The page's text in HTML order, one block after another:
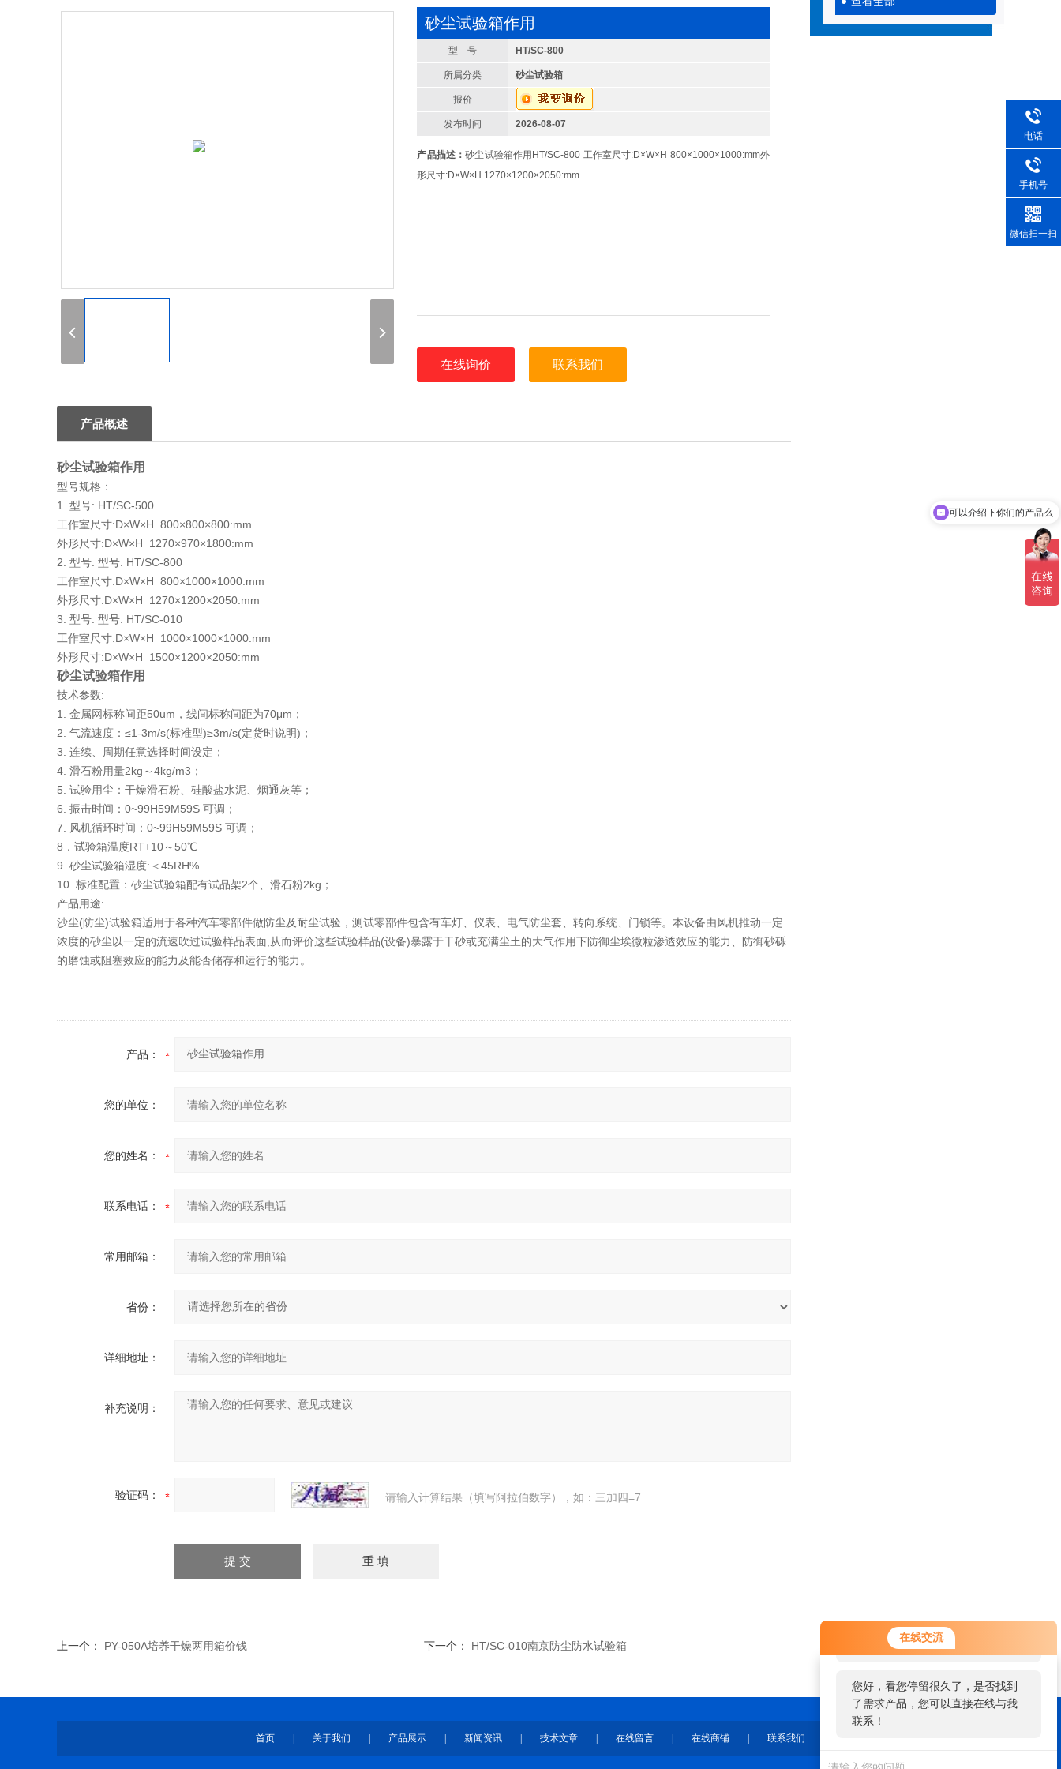
在线交流
您好！欢迎前来咨询，很高兴为您
服务，请问您要咨询什么问题呢？
您好，看您停留很久了，是否找到
了需求产品，您可以直接在线与我
联系！
砂尘试验箱作用
型 号 HT/SC-800
所属分类 砂尘试验箱
报价
发布时间 2026-08-07
产品描述：砂尘试验箱作用HT/SC-800 工作室尺寸:D×W×H 800×1000×1000:mm外
形尺寸:D×W×H 1270×1200×2050:mm
在线询价 联系我们
产品概述
砂尘试验箱作用
型号规格：
1. 型号: HT/SC-500
工作室尺寸:D×W×H 800×800×800:mm
外形尺寸:D×W×H 1270×970×1800:mm
2. 型号: 型号: HT/SC-800
工作室尺寸:D×W×H 800×1000×1000:mm
外形尺寸:D×W×H 1270×1200×2050:mm
3. 型号: 型号: HT/SC-010
工作室尺寸:D×W×H 1000×1000×1000:mm
外形尺寸:D×W×H 1500×1200×2050:mm
砂尘试验箱作用
技术参数:
1. 金属网标称间距50um，线间标称间距为70μm；
2. 气流速度：≤1-3m/s(标准型)≥3m/s(定货时说明)；
3. 连续、周期任意选择时间设定；
4. 滑石粉用量2kg～4kg/m3；
5. 试验用尘：干燥滑石粉、硅酸盐水泥、烟通灰等；
6. 振击时间：0~99H59M59S 可调；
7. 风机循环时间：0~99H59M59S 可调；
8．试验箱温度RT+10～50℃
9. 砂尘试验箱湿度:＜45RH%
10. 标准配置：砂尘试验箱配有试品架2个、滑石粉2kg；
产品用途:
沙尘(防尘)试验箱适用于各种汽车零部件做防尘及耐尘试验，测试零部件包含有车灯、仪表、电气防尘套、转向系统、门锁等。本设备由风机推动一定
浓度的砂尘以一定的流速吹过试验样品表面,从而评价这些试验样品(设备)暴露于干砂或充满尘土的大气作用下防御尘埃微粒渗透效应的能力、防御砂砾
的磨蚀或阻塞效应的能力及能否储存和运行的能力。
产品：
您的单位：
您的姓名：
联系电话：
常用邮箱：
省份：
详细地址：
补充说明：
验证码： 请输入计算结果（填写阿拉伯数字），如：三加四=7
上一个： PY-050A培养干燥两用箱价钱 下一个： HT/SC-010南京防尘防水试验箱
首页 关于我们 产品展示 新闻资讯 技术文章 在线留言 在线商铺 联系我们
电话
手机号
微信扫一扫
可以介绍下你们的产品么